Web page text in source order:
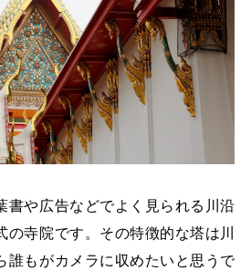
書や広告などでよく見られる川沿
の寺院です。その特徴的な塔は川
誰もがカメラに収めたいと思うで